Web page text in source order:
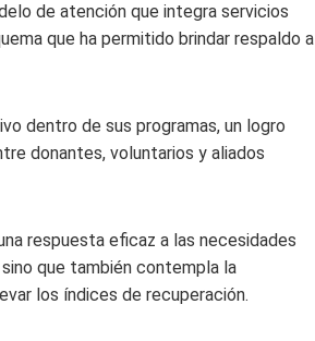
de atención que integra servicios
que ha permitido brindar respaldo a
dentro de sus programas, un logro
donantes, voluntarios y aliados
respuesta eficaz a las necesidades
que también contempla la
los índices de recuperación.